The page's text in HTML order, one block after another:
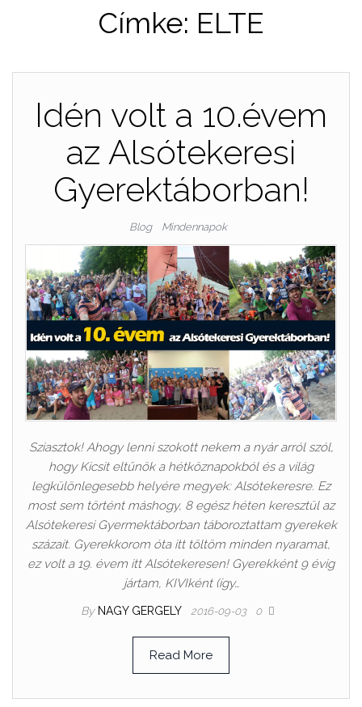
Címke: ELTE
Idén volt a 10.évem
az Alsótekeresi
Gyerektáborban!
Blog Mindennapok
Sziasztok! Ahogy lenni szokott nekem a nyár arról szól,
hogy Kicsit eltűnök a hétköznapokból és a világ
legkülönlegesebb helyére megyek: Alsótekeresre. Ez
most sem történt máshogy, 8 egész héten keresztül az
Alsótekeresi Gyermektáborban táboroztattam gyerekek
százait. Gyerekkorom óta itt töltöm minden nyaramat,
ez volt a 19. évem itt Alsótekeresen! Gyerekként 9 évig
jártam, KIVIként (így…
By NAGY GERGELY 2016-09-03 0
Read More